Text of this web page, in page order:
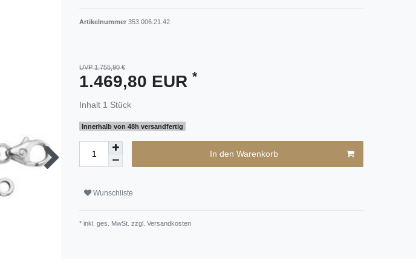
Artikelnummer 353.006.21.42
UVP 1.755,90 €
1.469,80 EUR *
Inhalt 1 Stück
Innerhalb von 48h versandfertig
In den Warenkorb
Wunschliste
* inkl. ges. MwSt. zzgl. Versandkosten